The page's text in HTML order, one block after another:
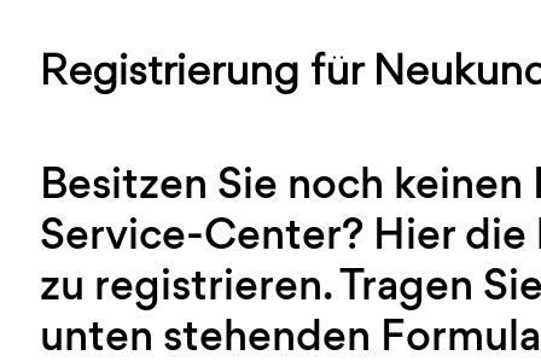
Registrierung für
Besitzen Sie noch
Service-Center? Hier
zu registrieren. Tragen
unten stehenden